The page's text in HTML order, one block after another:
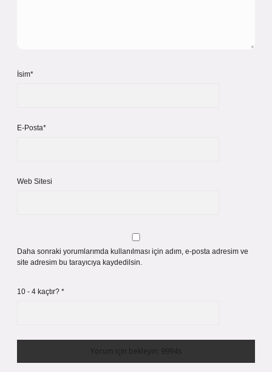
İsim*
E-Posta*
Web Sitesi
Daha sonraki yorumlarımda kullanılması için adım, e-posta adresim ve
site adresim bu tarayıcıya kaydedilsin.
10 - 4 kaçtır? *